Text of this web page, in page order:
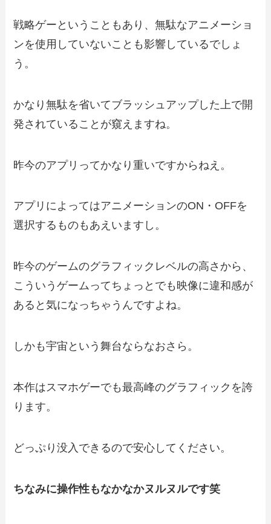
戦略ゲーということもあり、無駄なアニメーショ
ンを使用していないことも影響しているでしょ
う。
かなり無駄を省いてブラッシュアップした上で開
発されていることが窺えますね。
昨今のアプリってかなり重いですからねえ。
アプリによってはアニメーションのON・OFFを
選択するものもあえいますし。
昨今のゲームのグラフィックレベルの高さから、
こういうゲームってちょっとでも映像に違和感が
あると気になっちゃうんですよね。
しかも宇宙という舞台ならなおさら。
本作はスマホゲーでも最高峰のグラフィックを誇
ります。
どっぷり没入できるので安心してください。
ちなみに操作性もなかなかヌルヌルです笑